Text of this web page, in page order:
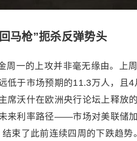
马枪”扼杀反弹势头
周一的上攻并非毫无缘由。上
低于市场预期的11.3万人，且
席沃什在欧洲央行论坛上释
来利率路径——市场对美联储
束了此前连续四周的下跌趋势